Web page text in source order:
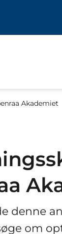
Akademiet
denne
om